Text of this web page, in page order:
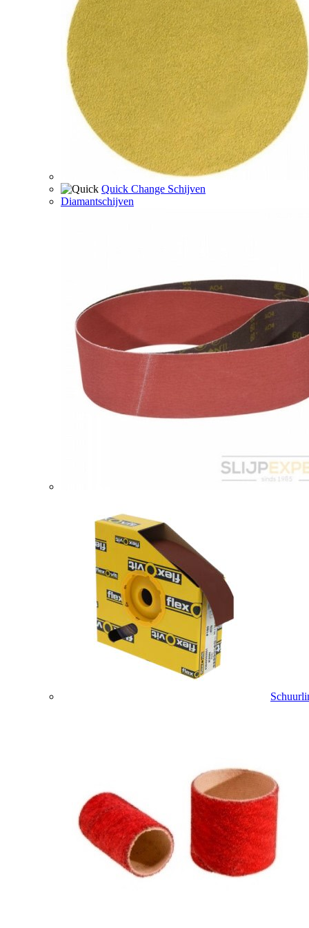
Quick Change Schijven
Diamantschijven